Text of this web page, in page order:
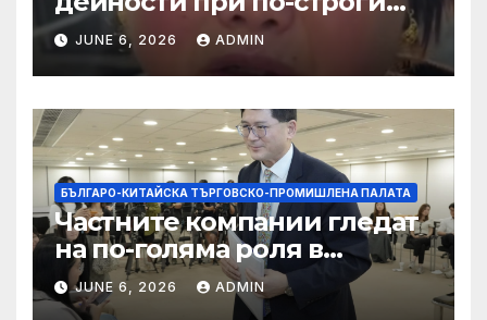
правила за ограничаване на
слуховете и
кибернасилниците
JUNE 6, 2026 ADMIN
БЪЛГАРО-КИТАЙСКА ТЪРГОВСКО-ПРОМИШЛЕНА ПАЛАТА
Частните компании гледат
на по-голяма роля в
стратегическата
енергетика
JUNE 6, 2026 ADMIN